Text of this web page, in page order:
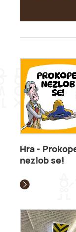
Hra -
nezlob se!